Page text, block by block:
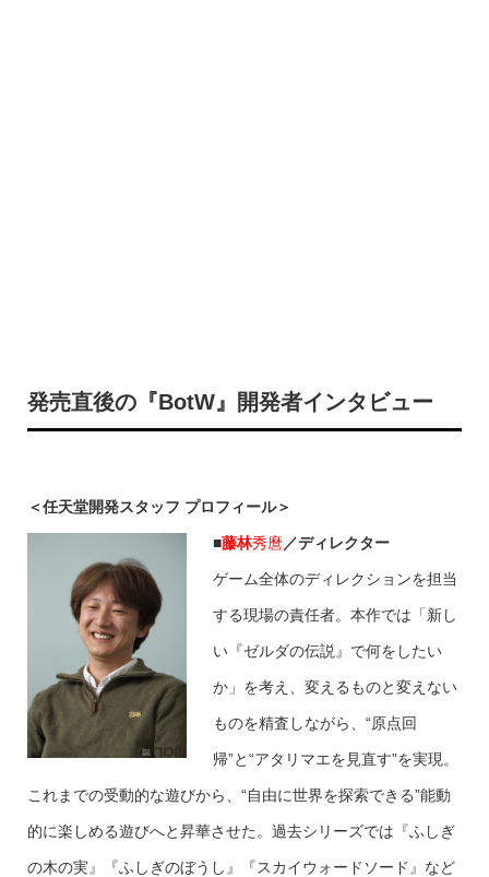
発売直後の『BotW』開発者インタビュー
＜任天堂開発スタッフ プロフィール＞
■藤林秀麿 ／ディレクター
ゲーム全体のディレクションを担当
する現場の責任者。本作では「新し
い『ゼルダの伝説』で何をしたい
か」を考え、変えるものと変えない
ものを精査しながら、“原点回
帰”と“アタリマエを見直す”を実現。
これまでの受動的な遊びから、“自由に世界を探索できる”能動
的に楽しめる遊びへと昇華させた。過去シリーズでは『ふしぎ
の木の実』『ふしぎのぼうし』『スカイウォードソード』など